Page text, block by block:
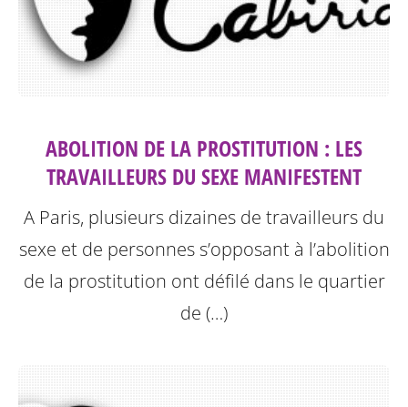
ABOLITION DE LA PROSTITUTION : LES
TRAVAILLEURS DU SEXE MANIFESTENT
A Paris, plusieurs dizaines de travailleurs du
sexe et de personnes s’opposant à l’abolition
de la prostitution ont défilé dans le quartier
de (…)